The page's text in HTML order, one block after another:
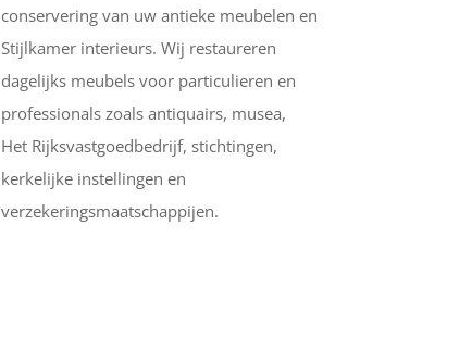
conservering van uw antieke meubelen en
Stijlkamer interieurs. Wij restaureren
dagelijks meubels voor particulieren en
professionals zoals antiquairs, musea,
Het Rijksvastgoedbedrijf, stichtingen,
kerkelijke instellingen en
verzekeringsmaatschappijen.